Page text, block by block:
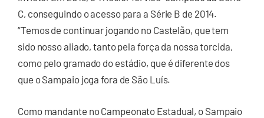
C, conseguindo o acesso para a Série B de 2014.
“Temos de continuar jogando no Castelão, que tem
sido nosso aliado, tanto pela força da nossa torcida,
como pelo gramado do estádio, que é diferente dos
que o Sampaio joga fora de São Luís.
Como mandante no Campeonato Estadual, o Sampaio